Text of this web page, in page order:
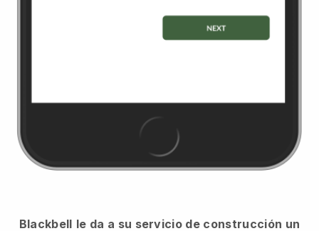
Blackbell le da a su servicio de construcción un